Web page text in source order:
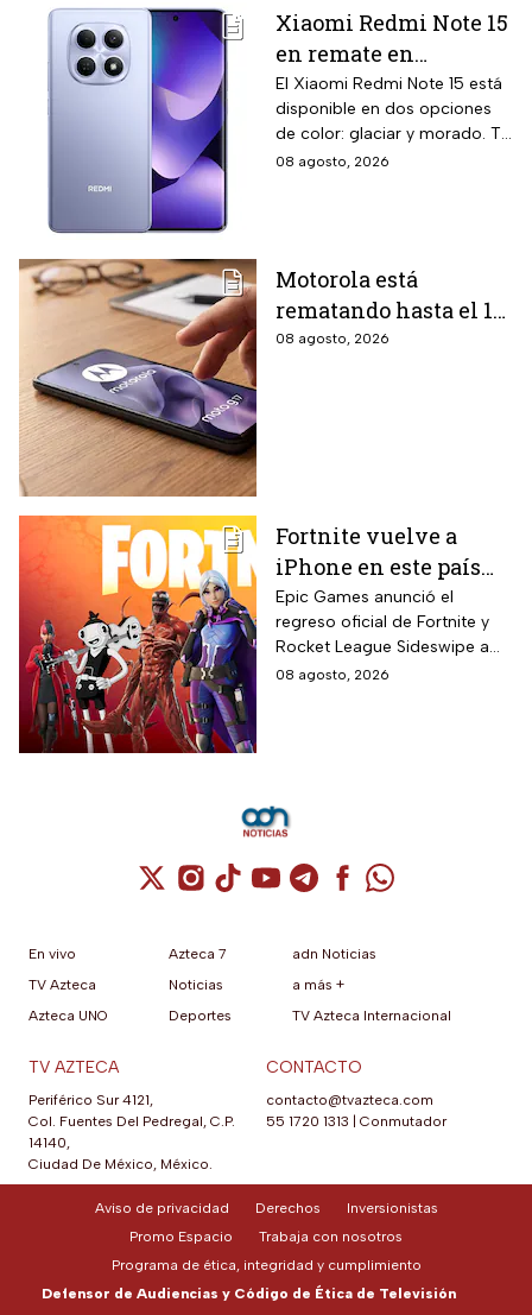
Xiaomi Redmi Note 15
en remate en
Liverpool: 256 GB de
almacenamiento,
cámara de 108 MP y
carga rápida
El Xiaomi Redmi Note 15 está
disponible en dos opciones
de color: glaciar y morado. Te
contamos todos los detalles
08 agosto, 2026
Motorola está
rematando hasta el 19
de agosto el celular
08 agosto, 2026
Fortnite vuelve a
iPhone en este país
latinoamericano tras
acuerdo oficial con
Apple en 2026
Epic Games anunció el
regreso oficial de Fortnite y
Rocket League Sideswipe a
iPhones ubicados en Brasil
su App Store brasileña para
autoridades locales.
08 agosto, 2026
Cuenta de X / Twitter (se abre en una
Cuenta de Instagram (se abre en una
Cuenta de TikTok (se abre en
Cuenta de YouTube (se abre
Cuenta de Telegram (se
Cuenta de
Cuenta de
En vivo
TV Azteca
Azteca UNO
Azteca 7
Noticias
Deportes
adn Noticias
a más +
TV Azteca Internacional
TV AZTECA
Periférico Sur 4121,
Col. Fuentes Del Pedregal, C.P.
14140,
Ciudad De México, México.
CONTACTO
contacto@tvazteca.com
55 1720 1313
Conmutador
Aviso de privacidad Derechos
Inversionistas
Promo Espacio
Trabaja con nosotros
Programa de ética, integridad y cumplimiento
Defensor de Audiencias y Código de Ética de Televisión